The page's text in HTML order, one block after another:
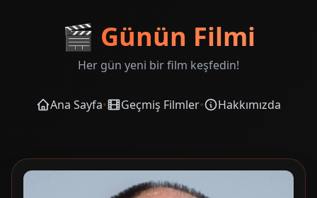
🎬 Günün Filmi
Her gün yeni bir film keşfedin!
Ana Sayfa• Geçmiş Filmler• Hakkımızda